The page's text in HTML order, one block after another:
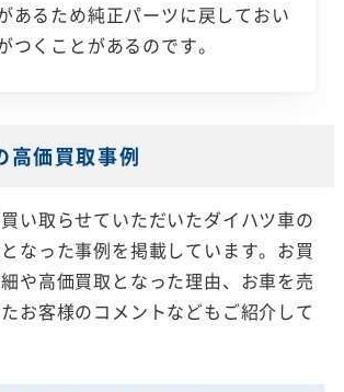
あるため純正パーツに戻しておい
つくことがあるのです。
高価買取事例
い取らせていただいたダイハツ車の
なった事例を掲載しています。お買
や高価買取となった理由、お車を売
お客様のコメントなどもご紹介して